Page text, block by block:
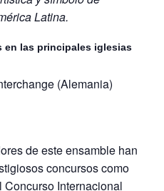
Latina.
en las principales iglesias
(Alemania)
de este ensamble han
concursos como
Internacional